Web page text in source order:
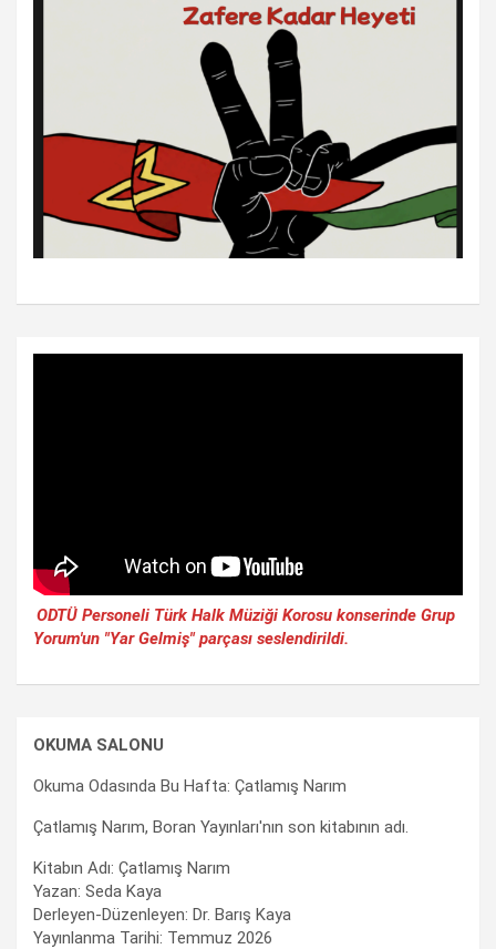
ODTÜ Personeli Türk Halk Müziği Korosu konserinde Grup
Yorum'un "Yar Gelmiş" parçası seslendirildi.
OKUMA SALONU
Okuma Odasında Bu Hafta: Çatlamış Narım
Çatlamış Narım, Boran Yayınları'nın son kitabının adı.
Kitabın Adı: Çatlamış Narım
Yazan: Seda Kaya
Derleyen-Düzenleyen: Dr. Barış Kaya
Yayınlanma Tarihi: Temmuz 2026